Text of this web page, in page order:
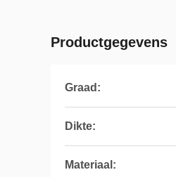
Productgegevens
Graad:
Dikte:
Materiaal: